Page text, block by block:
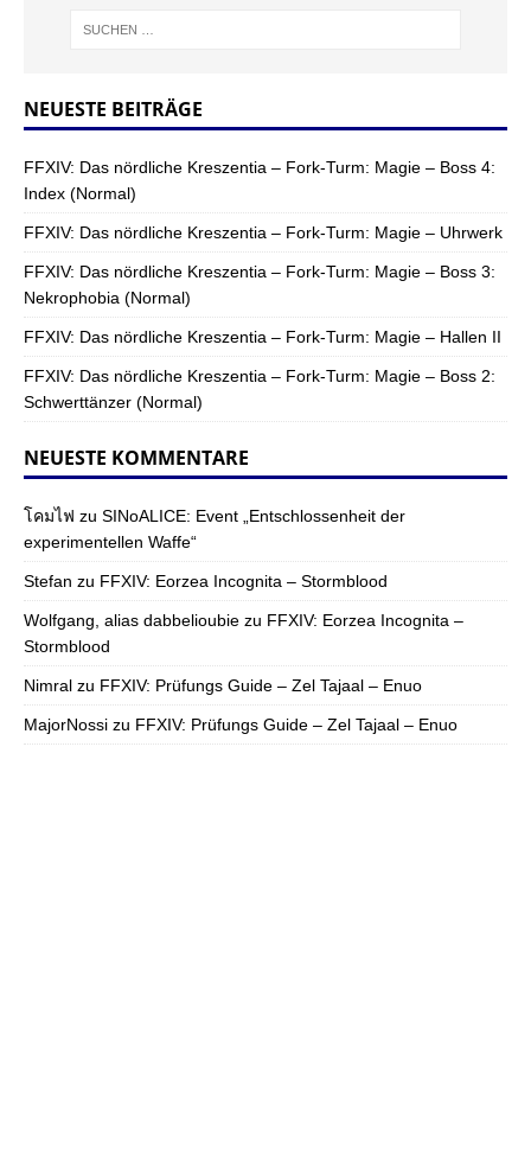
NEUESTE BEITRÄGE
FFXIV: Das nördliche Kreszentia – Fork-Turm: Magie – Boss 4:
Index (Normal)
FFXIV: Das nördliche Kreszentia – Fork-Turm: Magie – Uhrwerk
FFXIV: Das nördliche Kreszentia – Fork-Turm: Magie – Boss 3:
Nekrophobia (Normal)
FFXIV: Das nördliche Kreszentia – Fork-Turm: Magie – Hallen II
FFXIV: Das nördliche Kreszentia – Fork-Turm: Magie – Boss 2:
Schwerttänzer (Normal)
NEUESTE KOMMENTARE
โคมไฟ zu SINoALICE: Event „Entschlossenheit der
experimentellen Waffe“
Stefan zu FFXIV: Eorzea Incognita – Stormblood
Wolfgang, alias dabbelioubie zu FFXIV: Eorzea Incognita –
Stormblood
Nimral zu FFXIV: Prüfungs Guide – Zel Tajaal – Enuo
MajorNossi zu FFXIV: Prüfungs Guide – Zel Tajaal – Enuo